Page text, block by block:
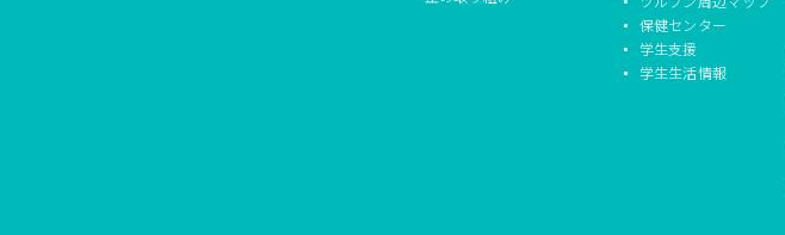
保健センター
学生支援
学生生活情報